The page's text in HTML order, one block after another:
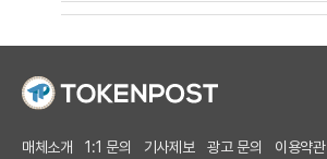
매체소개 1:1 문의 기사제보 광고 문의 이용약관